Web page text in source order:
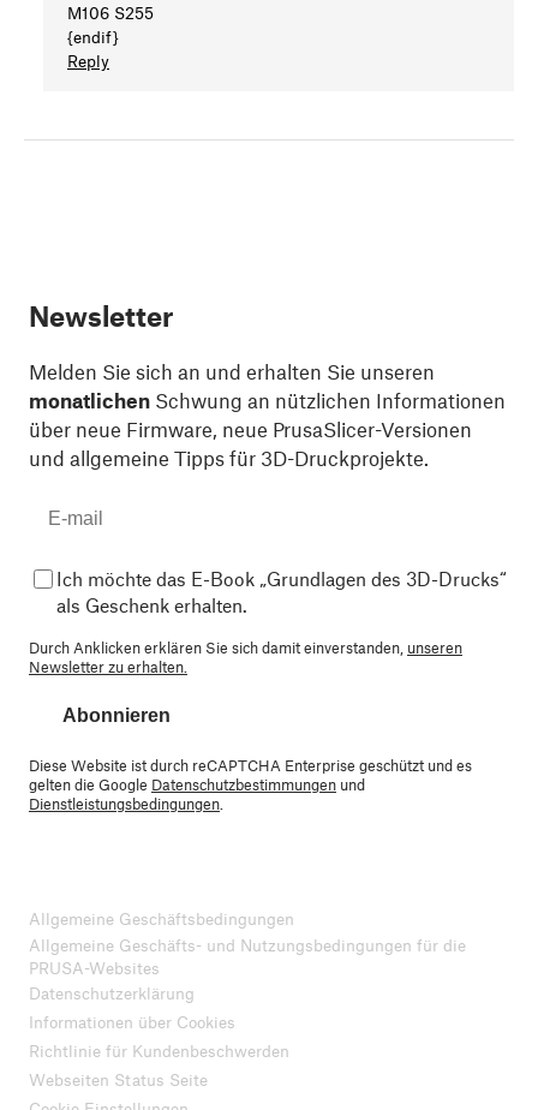
M106 S255
{endif}
Reply
Newsletter
Melden Sie sich an und erhalten Sie unseren
monatlichen Schwung an nützlichen Informationen
über neue Firmware, neue PrusaSlicer-Versionen
und allgemeine Tipps für 3D-Druckprojekte.
Ich möchte das E-Book „Grundlagen des 3D-Drucks“
als Geschenk erhalten.
Durch Anklicken erklären Sie sich damit einverstanden, unseren
Newsletter zu erhalten.
Abonnieren
Diese Website ist durch reCAPTCHA Enterprise geschützt und es
gelten die Google Datenschutzbestimmungen und
Dienstleistungsbedingungen
Allgemeine Geschäftsbedingungen
Allgemeine Geschäfts- und Nutzungsbedingungen für die
PRUSA-Websites
Datenschutzerklärung
Informationen über Cookies
Richtlinie für Kundenbeschwerden
Webseiten Status Seite